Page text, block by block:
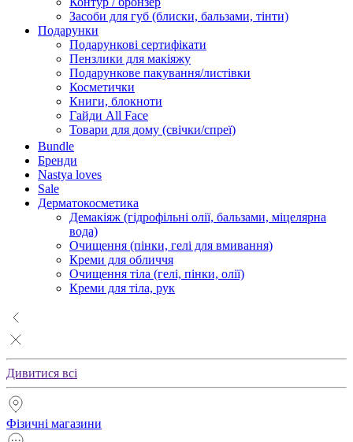
Засоби для губ (блиски, бальзами, тінти)
Подарунки
Подарункові сертифікати
Пензлики для макіяжу
Подарункове пакування/листівки
Косметички
Книги, блокноти
Гайди All Face
Товари для дому (свічки/спреї)
Bundle
Бренди
Nastya loves
Sale
Дерматокосметика
Демакіяж (гідрофільні олії, бальзами, міцелярна
вода)
Очищення (пінки, гелі для вмивання)
Креми для обличчя
Очищення тіла (гелі, пінки, олії)
Креми для тіла, рук
Дивитися всі
Фізичні магазини